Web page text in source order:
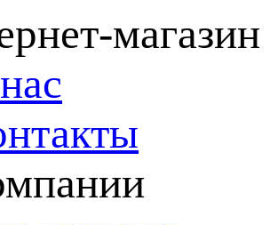
магазин